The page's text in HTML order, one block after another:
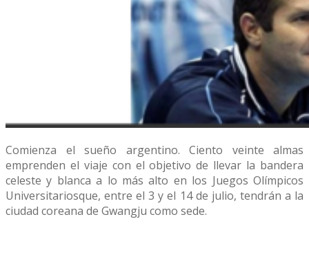
Comienza el sueño argentino. Ciento veinte almas
emprenden el viaje con el objetivo de llevar la bandera
celeste y blanca a lo más alto en los Juegos Olímpicos
Universitariosque, entre el 3 y el 14 de julio, tendrán a la
ciudad coreana de Gwangju como sede.